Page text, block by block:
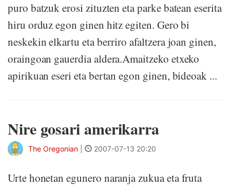
puro batzuk erosi zituzten eta parke batean eserita
hiru orduz egon ginen hitz egiten. Gero bi
neskekin elkartu eta berriro afaltzera joan ginen,
oraingoan gauerdia aldera.Amaitzeko etxeko
apirikuan eseri eta bertan egon ginen, bideoak ...
Nire gosari amerikarra
The Oregonian 2007-07-13 20:20
Urte honetan egunero naranja zukua eta fruta